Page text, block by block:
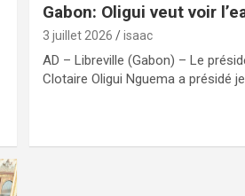
Gabon: Oligui veut voir
3 juillet 2026 isaac
AD – Libreville (Gabon) – Le
Clotaire Oligui Nguema a présidé